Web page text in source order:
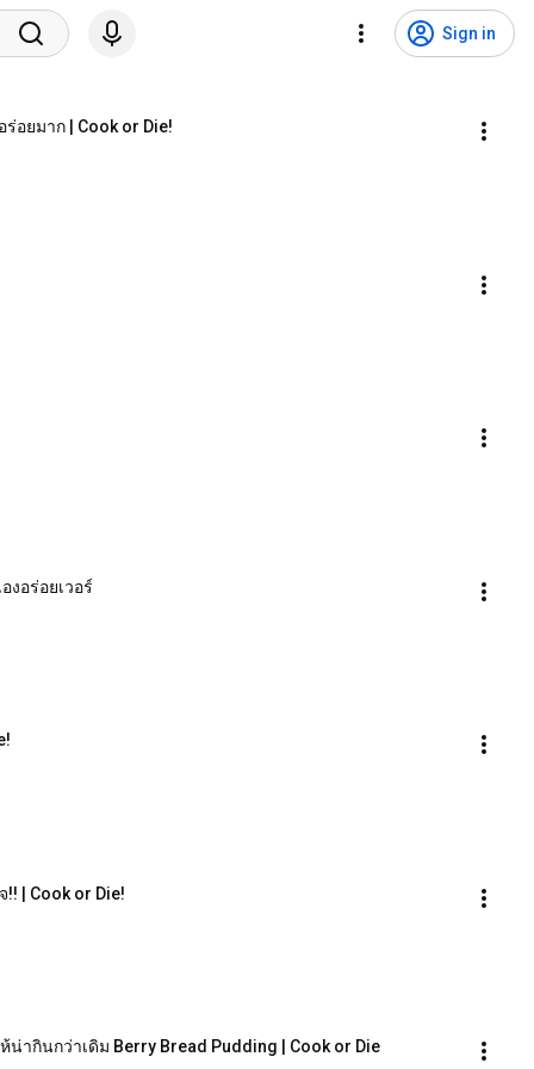
Sign in
อยมาก | Cook or Die!
อร่อยเวอร์
| Cook or Die!
ากินกว่าเดิม Berry Bread Pudding | Cook or Die